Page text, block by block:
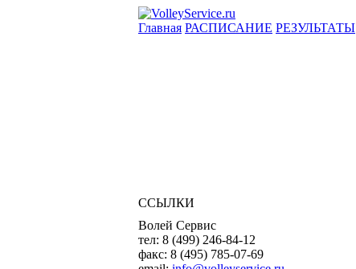
Главная РАСПИСАНИЕ РЕЗУЛЬТАТЫ
ССЫЛКИ
Волей Сервис
тел: 8 (499) 246-84-12
факс: 8 (495) 785-07-69